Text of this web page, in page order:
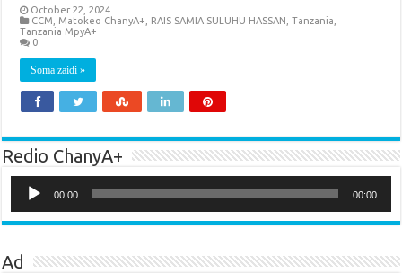
October 22, 2024
CCM
Matokeo ChanyA+ RAIS SAMIA SULUHU HASSAN ,Tanzania
Tanzania MpyA+
0
Soma zaidi »
Redio ChanyA+
Player
00:00 00:00
Ad